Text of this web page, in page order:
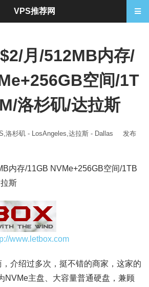
月/512MB内存/
空间/1T
洛杉矶/达拉斯
,洛杉矶 - LosAngeles,达拉斯 - Dallas
发布
内存/11GB NVMe+256GB空间/1TB
斯
www.letbox.com
介绍过多次，挺不错的商家，这家的
NVMe主盘、大容量普通硬盘，兼顾
VPS推荐网